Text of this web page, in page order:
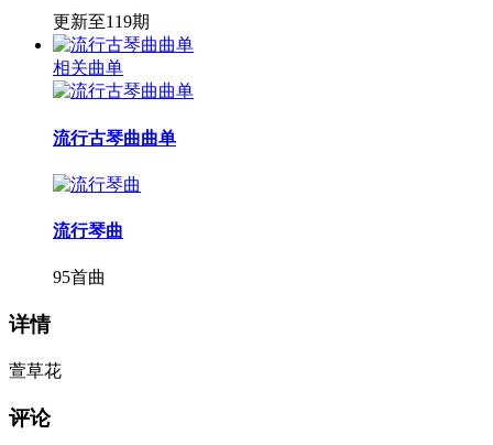
更新至119期
相关曲单
流行古琴曲曲单
流行琴曲
95首曲
详情
萱草花
评论